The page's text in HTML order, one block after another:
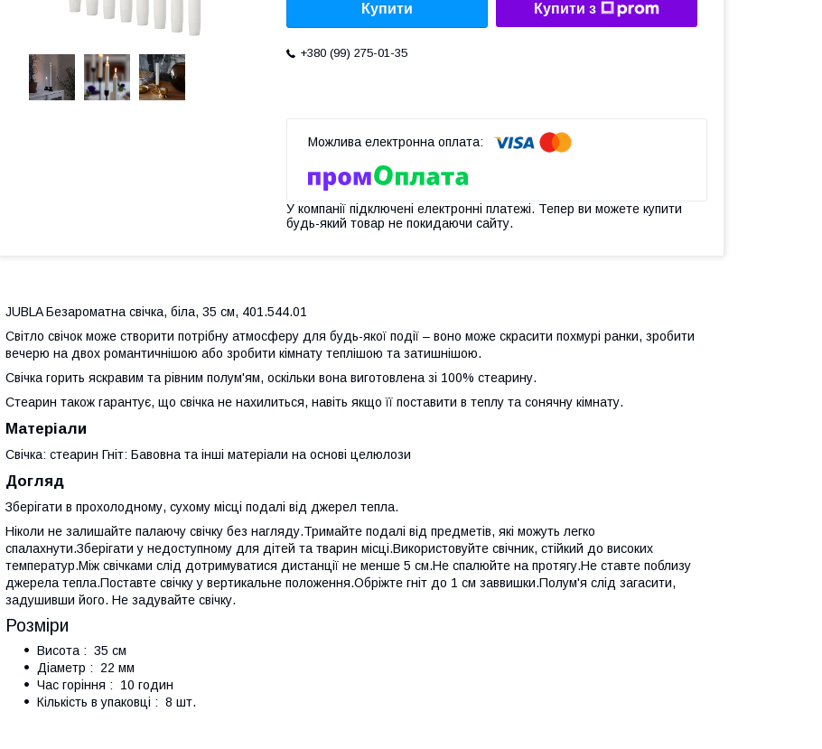
Купити Купити з
+380 (99) 275-01-35
У компанії підключені електронні платежі. Тепер ви можете купити
будь-який товар не покидаючи сайту.
JUBLA Безароматна свічка, біла, 35 см, 401.544.01
Світло свічок може створити потрібну атмосферу для будь-якої події – воно може скрасити похмурі ранки, зробити
вечерю на двох романтичнішою або зробити кімнату теплішою та затишнішою.
Свічка горить яскравим та рівним полум'ям, оскільки вона виготовлена ​​зі 100% стеарину.
Стеарин також гарантує, що свічка не нахилиться, навіть якщо її поставити в теплу та сонячну кімнату.
Матеріали
Свічка: стеарин Гніт: Бавовна та інші матеріали на основі целюлози
Догляд
Зберігати в прохолодному, сухому місці подалі від джерел тепла.
Ніколи не залишайте палаючу свічку без нагляду.Тримайте подалі від предметів, які можуть легко
спалахнути.Зберігати у недоступному для дітей та тварин місці.Використовуйте свічник, стійкий до високих
температур.Між свічками слід дотримуватися дистанції не менше 5 см.Не спалюйте на протягу.Не ставте поблизу
джерела тепла.Поставте свічку у вертикальне положення.Обріжте гніт до 1 см заввишки.Полум'я слід загасити,
задушивши його. Не задувайте свічку.
Розміри
Висота : 35 см
Діаметр : 22 мм
Час горіння : 10 годин
Кількість в упаковці : 8 шт.